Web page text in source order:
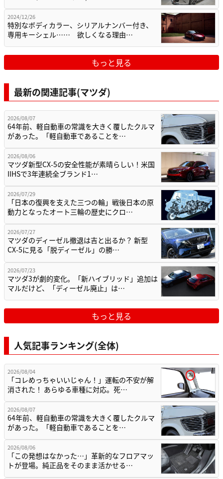
2024/12/26
特別なボディカラー、シリアルナンバー付き、
専用キーシェル…… 欲しくなる理由…
もっと見る
最新の関連記事(マツダ)
2026/08/07
64年前、軽自動車の常識を大きく覆したクルマ
があった。「軽自動車であることを…
2026/08/06
マツダ新型CX-5の安全性能が素晴らしい！米国
IIHSで3年連続全ブランド1…
2026/07/29
「日本の復興を支えた三つの輪」戦後日本の原
動力となったオート三輪の歴史にクロ…
2026/07/27
マツダのディーゼル撤退は吉と出るか？ 新型
CX-5に見る「脱ディーゼル」の勝…
2026/07/23
マツダ3が劇的変化。「新ハイブリッド」追加は
マルだけど、「ディーゼル廃止」は…
もっと見る
人気記事ランキング(全体)
2026/08/04
「コレめっちゃいいじゃん！」運転の不安が解
消された！ あらゆる車種に対応。死…
2026/08/07
64年前、軽自動車の常識を大きく覆したクルマ
があった。「軽自動車であることを…
2026/08/06
「この発想はなかった…」革新的なフロアマッ
トが登場。純正品をそのまま活かせる…